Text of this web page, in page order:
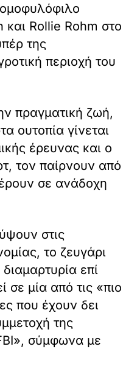
και Rollie Rohm στο
της
περιοχή του
πραγματική ζωή,
ουτοπία γίνεται
έρευνας και ο
τον παίρνουν από
σε ανάδοχη
στις
το ζευγάρι
επί
σε μία από τις «πιο
που έχουν δει
της
σύμφωνα με